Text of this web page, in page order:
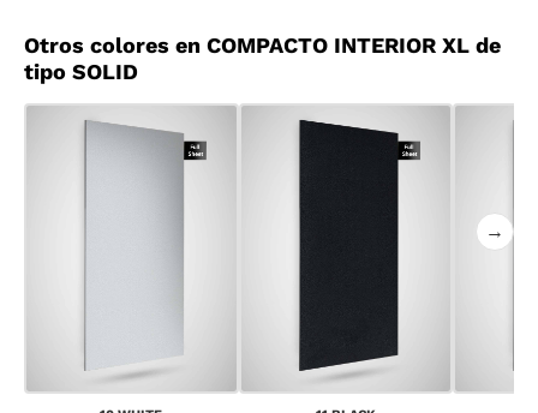
Otros colores en COMPACTO INTERIOR XL de
tipo SOLID
→